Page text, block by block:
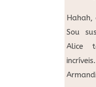
Hahah,
Sou
Alice
incríveis.